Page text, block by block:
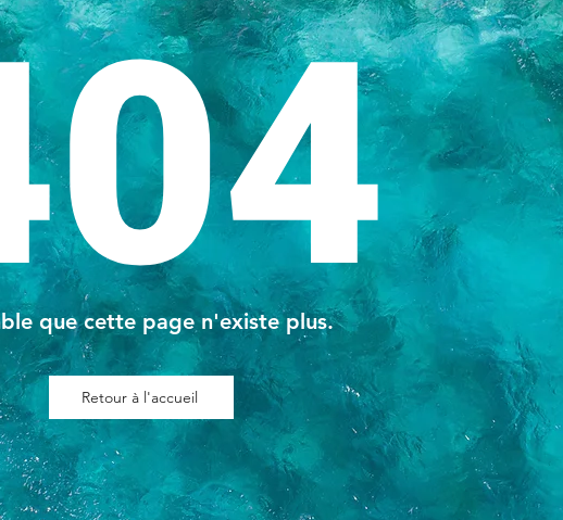
que cette page n'existe plus.
Retour à l'accueil